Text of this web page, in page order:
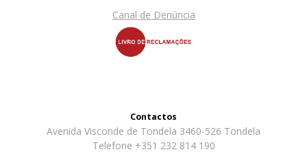
Canal de Denúncia
Contactos
Avenida Visconde de Tondela 3460-526 Tondela
Telefone +351 232 814 190